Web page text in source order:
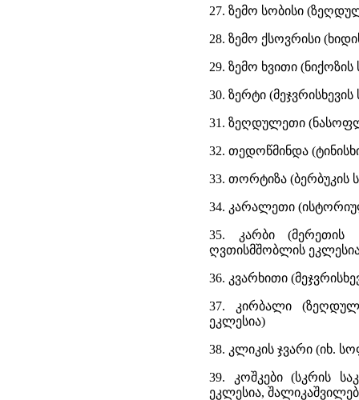
27. ზემო სობისი
28. ზემო ქსოვრისი
29. ზემო ხვითი
30. ზერტი
31. ზეღდულეთი
32. თედოწმინდა
33. თორტიზა (ბერბუკის
34. კარალეთი
35. კარბი (მერეთის
ღვთისმშობლის ეკლესია,
36. კვარხითი
37. კირბალი
ეკლესია)
38. კლიკის ჯვარი (იხ.
39. კოშკები (სკრის
ეკლესია,